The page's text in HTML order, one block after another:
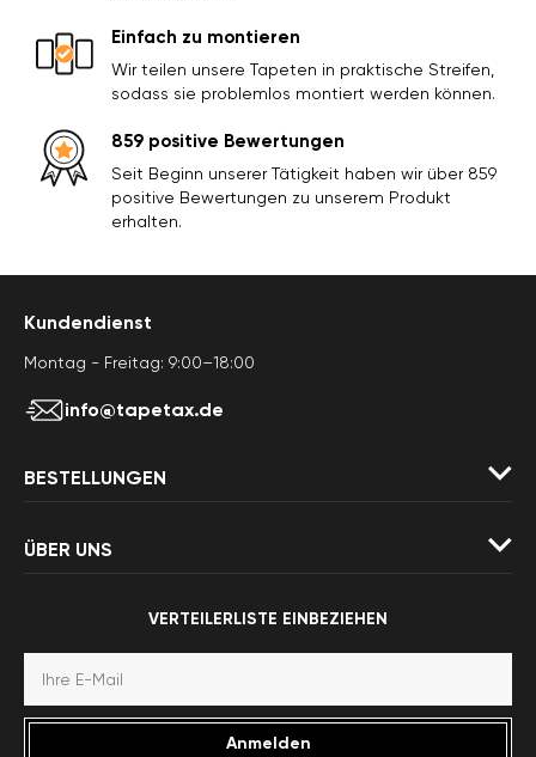
Einfach zu montieren
Wir teilen unsere Tapeten in praktische Streifen,
sodass sie problemlos montiert werden können.
859 positive Bewertungen
Seit Beginn unserer Tätigkeit haben wir über 859
positive Bewertungen zu unserem Produkt
erhalten.
Kundendienst
Montag - Freitag: 9:00–18:00
info@tapetax.de
BESTELLUNGEN
ÜBER UNS
VERTEILERLISTE EINBEZIEHEN
Anmelden